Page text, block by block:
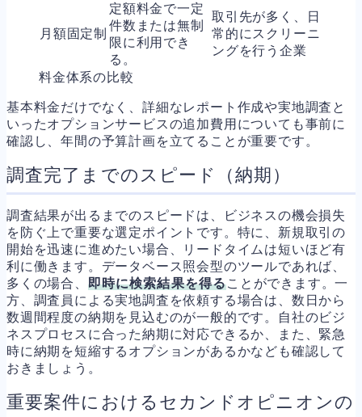
月額固定制
定額料金で一定
件数または無制
限に利用でき
る。
取引先が多く、日
常的にスクリーニ
ングを行う企業
料金体系の比較
基本料金だけでなく、詳細なレポート作成や実地調査と
いったオプションサービスの追加費用についても事前に
確認し、年間の予算計画を立てることが重要です。
調査完了までのスピード（納期）
調査結果が出るまでのスピードは、ビジネスの機会損失
を防ぐ上で重要な選定ポイントです。特に、新規取引の
開始を迅速に進めたい場合、リードタイムは短いほど有
利に働きます。データベース照会型のツールであれば、
多くの場合、 即時に検索結果を得ることができます。一
方、調査員による実地調査を依頼する場合は、数日から
数週間程度の納期を見込むのが一般的です。自社のビジ
ネスプロセスに合った納期に対応できるか、また、緊急
時に納期を短縮するオプションがあるかなども確認して
おきましょう。
重要案件におけるセカンドオピニオンの